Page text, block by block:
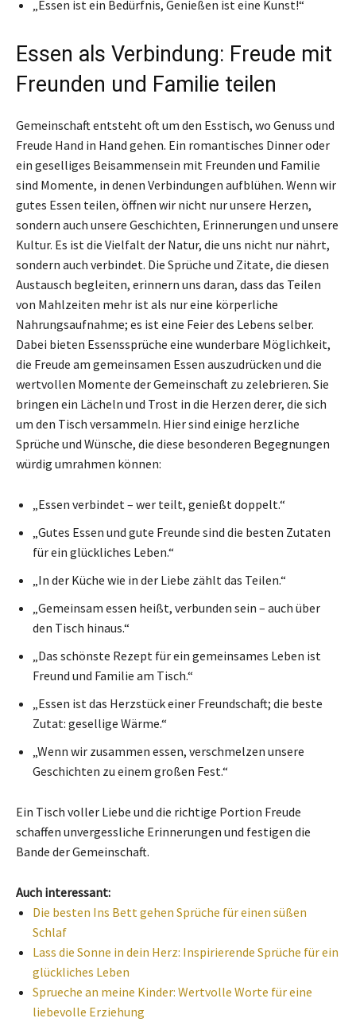
„Essen ist ein Bedürfnis, Genießen ist eine Kunst!“
Essen als Verbindung: Freude mit
Freunden und Familie teilen
Gemeinschaft entsteht oft um den Esstisch, wo Genuss und
Freude Hand in Hand gehen. Ein romantisches Dinner oder
ein geselliges Beisammensein mit Freunden und Familie
sind Momente, in denen Verbindungen aufblühen. Wenn wir
gutes Essen teilen, öffnen wir nicht nur unsere Herzen,
sondern auch unsere Geschichten, Erinnerungen und unsere
Kultur. Es ist die Vielfalt der Natur, die uns nicht nur nährt,
sondern auch verbindet. Die Sprüche und Zitate, die diesen
Austausch begleiten, erinnern uns daran, dass das Teilen
von Mahlzeiten mehr ist als nur eine körperliche
Nahrungsaufnahme; es ist eine Feier des Lebens selber.
Dabei bieten Essenssprüche eine wunderbare Möglichkeit,
die Freude am gemeinsamen Essen auszudrücken und die
wertvollen Momente der Gemeinschaft zu zelebrieren. Sie
bringen ein Lächeln und Trost in die Herzen derer, die sich
um den Tisch versammeln. Hier sind einige herzliche
Sprüche und Wünsche, die diese besonderen Begegnungen
würdig umrahmen können:
„Essen verbindet – wer teilt, genießt doppelt.“
„Gutes Essen und gute Freunde sind die besten Zutaten
für ein glückliches Leben.“
„In der Küche wie in der Liebe zählt das Teilen.“
„Gemeinsam essen heißt, verbunden sein – auch über
den Tisch hinaus.“
„Das schönste Rezept für ein gemeinsames Leben ist
Freund und Familie am Tisch.“
„Essen ist das Herzstück einer Freundschaft; die beste
Zutat: gesellige Wärme.“
„Wenn wir zusammen essen, verschmelzen unsere
Geschichten zu einem großen Fest.“
Ein Tisch voller Liebe und die richtige Portion Freude
schaffen unvergessliche Erinnerungen und festigen die
Bande der Gemeinschaft.
Auch interessant:
Die besten Ins Bett gehen Sprüche für einen süßen
Schlaf
Lass die Sonne in dein Herz: Inspirierende Sprüche für ein
glückliches Leben
Sprueche an meine Kinder: Wertvolle Worte für eine
liebevolle Erziehung